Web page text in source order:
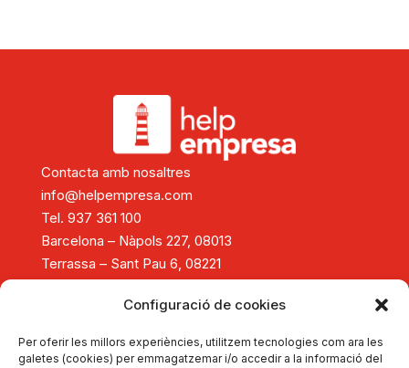
Configuració de cookies
Per oferir les millors experiències, utilitzem tecnologies com ara les
galetes (cookies) per emmagatzemar i/o accedir a la informació del
Contacta amb nosaltres
info@helpempresa.com
Tel. 937 361 100
Barcelona – Nàpols 227, 08013
Terrassa – Sant Pau 6, 08221
Consolidació i creixement empresarial
Tancament d'empreses